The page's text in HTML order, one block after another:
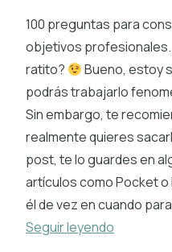
100 preguntas para
objetivos
ratito?
Bueno, estoy
podrás trabajarlo
Sin embargo, te
realmente quieres
post, te lo guardes en
artículos como Pocket o
él de vez en cuando
Seguir leyendo